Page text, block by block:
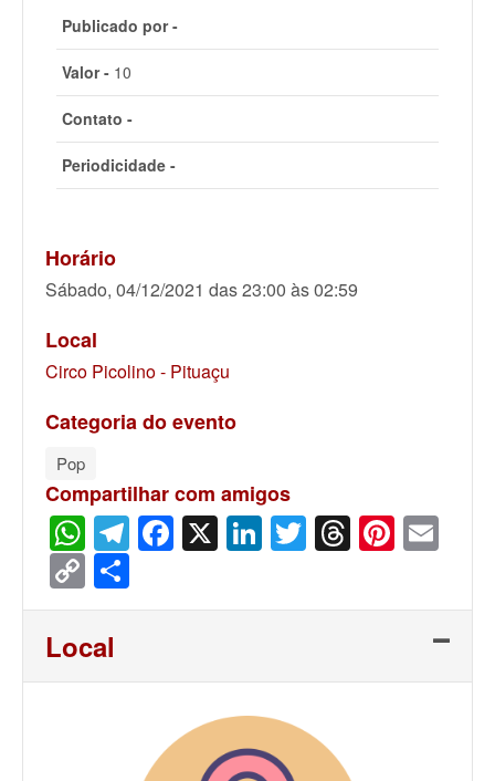
Publicado por -
Valor - 10
Contato -
Periodicidade -
Horário
Sábado, 04/12/2021 das 23:00 às 02:59
Local
Circo Picolino - Pituaçu
Categoria do evento
Pop
Compartilhar com amigos
WhatsApp
Telegram
Facebook
X LinkedIn
Twitter
Threads
Copy
Link
Local